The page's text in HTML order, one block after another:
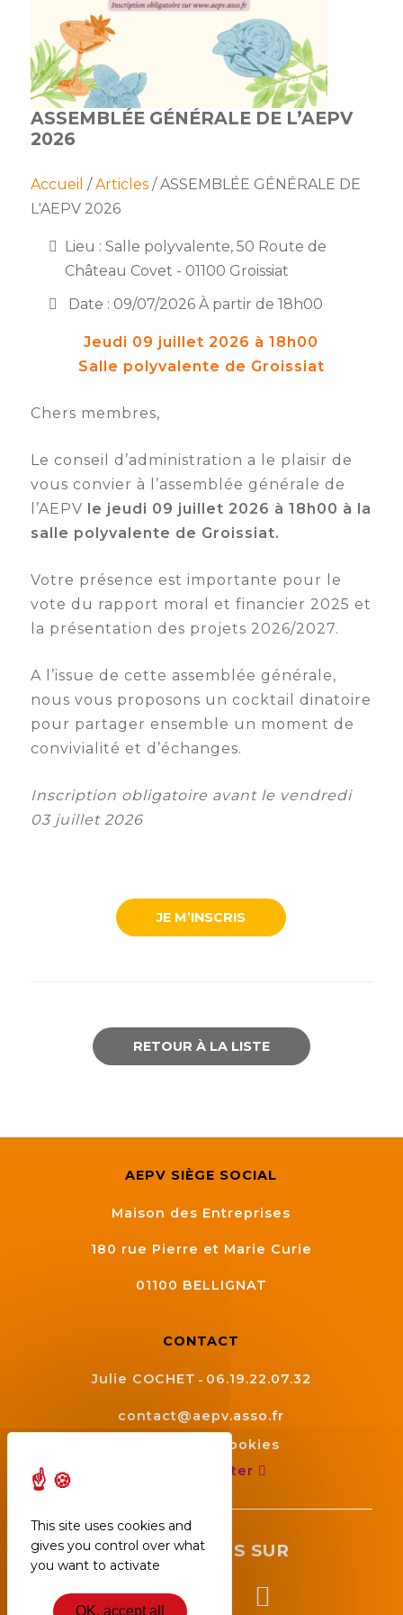
Ateliers
AEPV
Club
de
managers
intermédiaires
au
féminin
sportif
inter-
Congrès
et
Projets
collaboratifs
Newsletter
Actualité
des
membres
Kit
de
Industrie
Dispositifs
partenaires
Offres
Proposer
une
privilège
CONTACT
ASSEMBLÉE GÉNÉRALE DE L’AEPV
2026
Accueil / Articles/ ASSEMBLÉE GÉNÉRALE DE
L'AEPV 2026
Lieu : Salle polyvalente, 50 Route de
Château Covet - 01100 Groissiat
Date : 09/07/2026 À partir de 18h00
Jeudi 09 juillet 2026 à 18h00
Salle polyvalente de Groissiat
Chers membres,
Le conseil d’administration a le plaisir de
vous convier à l’assemblée générale de
l’AEPV
le jeudi 09 juillet 2026 à 18h00 à la
salle polyvalente de Groissiat.
Votre présence est importante pour le
vote du rapport moral et financier 2025 et
la présentation des projets 2026/2027.
A l’issue de cette assemblée générale,
nous vous proposons un cocktail dinatoire
pour partager ensemble un moment de
convivialité et d’échanges.
Inscription obligatoire avant le vendredi
03 juillet 2026
JE M’INSCRIS
RETOUR À LA LISTE
AEPV SIÈGE SOCIAL
Maison des Entreprises
180 rue Pierre et Marie Curie
01100 BELLIGNAT
CONTACT
Julie COCHET 06.19.22.07.32
contact@aepv.asso.fr
Gestion des cookies
Nous contacter
SUIVEZ NOUS SUR
This site uses cookies and
gives you control over what
you want to activate
OK, accept all